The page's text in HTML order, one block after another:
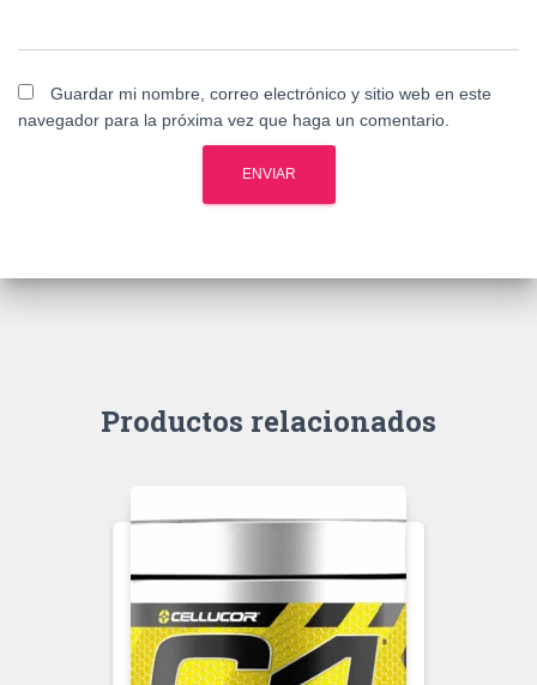
Guardar mi nombre, correo electrónico y sitio web en este
navegador para la próxima vez que haga un comentario.
Productos relacionados